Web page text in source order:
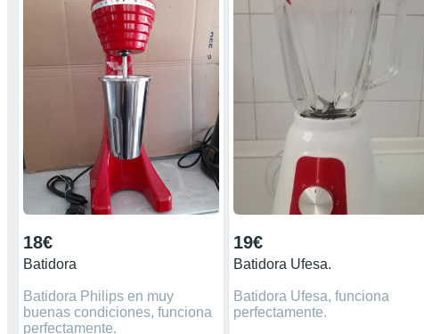
18€
Batidora
Batidora Philips en muy
buenas condiciones, funciona
perfectamente.
19€
Batidora Ufesa.
Batidora Ufesa, funciona
perfectamente.